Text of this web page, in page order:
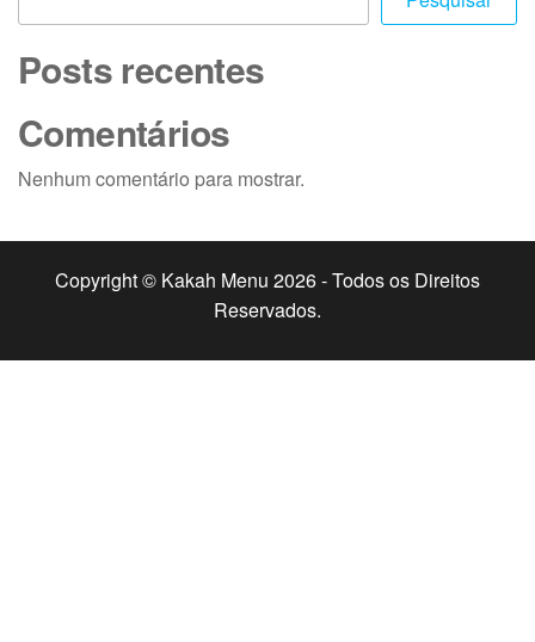
Posts recentes
Comentários
Nenhum comentário para mostrar.
Copyright © Kakah Menu 2026 - Todos os Direitos
Reservados.